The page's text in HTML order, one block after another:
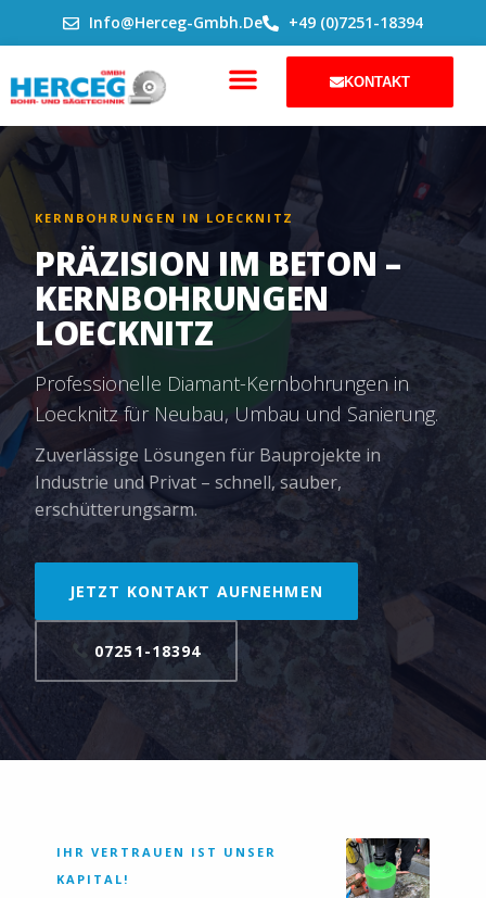
Info@herceg-Gmbh.de +49 (0)7251-18394
KONTAKT
KERNBOHRUNGEN IN LOECKNITZ
PRÄZISION IM BETON –
KERNBOHRUNGEN
LOECKNITZ
Professionelle Diamant-Kernbohrungen in
Loecknitz für Neubau, Umbau und Sanierung.
Zuverlässige Lösungen für Bauprojekte in
Industrie und Privat – schnell, sauber,
erschütterungsarm.
JETZT KONTAKT AUFNEHMEN
07251-18394
IHR VERTRAUEN IST UNSER
KAPITAL!